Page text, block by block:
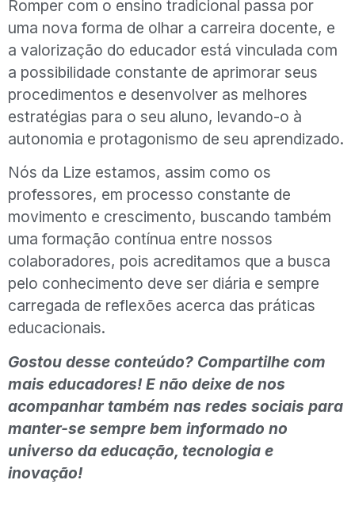
Romper com o ensino tradicional passa por
uma nova forma de olhar a carreira docente, e
a valorização do educador está vinculada com
a possibilidade constante de aprimorar seus
procedimentos e desenvolver as melhores
estratégias para o seu aluno, levando-o à
autonomia e protagonismo de seu aprendizado.
Nós da Lize estamos, assim como os
professores, em processo constante de
movimento e crescimento, buscando também
uma formação contínua entre nossos
colaboradores, pois acreditamos que a busca
pelo conhecimento deve ser diária e sempre
carregada de reflexões acerca das práticas
educacionais.
Gostou desse conteúdo? Compartilhe com
mais educadores! E não deixe de nos
acompanhar também nas redes sociais para
manter-se sempre bem informado no
universo da educação, tecnologia e
inovação!